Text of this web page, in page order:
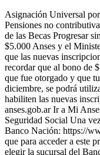
Asignación Universal
Pensiones no
de las Becas Progresar
$5.000 Anses y el
que las nuevas
recordar que al bono de
que fue otorgado y que
diciembre, se podrá
habiliten las nuevas
anses.gob.ar Ir a Mi
Seguridad Social Una
Banco Nación: https://
que para acceder a este
elegir la sucursal del